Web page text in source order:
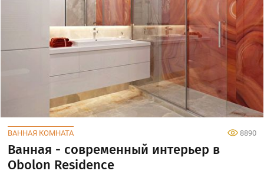
ВАННАЯ КОМНАТА 8890
Ванная - современный интерьер в
Obolon Residence